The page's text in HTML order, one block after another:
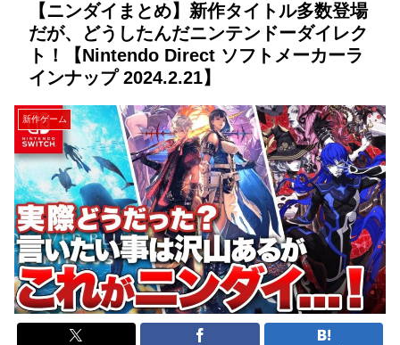
【ニンダイまとめ】新作タイトル多数登場
だが、どうしたんだニンテンドーダイレク
ト！【Nintendo Direct ソフトメーカーラ
インナップ 2024.2.21】
新作ゲーム